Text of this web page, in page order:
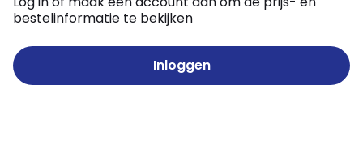
bestelinformatie te bekijken
Inloggen